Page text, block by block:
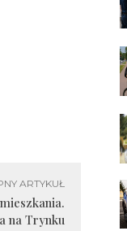
ARTYKUŁ
na Trynku